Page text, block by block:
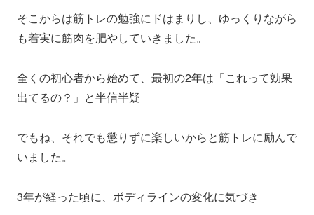
そこからは筋トレの勉強にドはまりし、ゆっくりながら
も着実に筋肉を肥やしていきました。
全くの初心者から始めて、最初の2年は「これって効果
出てるの？」と半信半疑
でもね、それでも懲りずに楽しいからと筋トレに励んで
いました。
3年が経った頃に、ボディラインの変化に気づき